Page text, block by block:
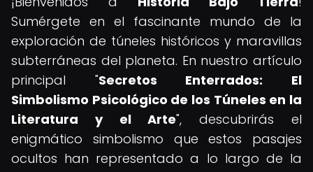
Sumérgete en el fascinante mundo de la
exploración de túneles históricos y maravillas
subterráneas del planeta. En nuestro artículo
principal "Secretos Enterrados: El
Simbolismo Psicológico de los Túneles en la
Literatura y el Arte", descubrirás el
enigmático simbolismo que estos pasajes
ocultos han representado a lo largo de la